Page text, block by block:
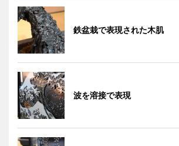
鉄盆栽で表現された木肌
波を溶接で表現